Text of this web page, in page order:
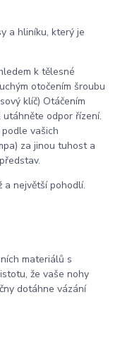
a hliníku, který je
k tělesné
otočením šroubu
klíč) Otáčením
utáhněte odpor řízení.
vašich
za jinou tuhost a
a největší pohodlí.
materiálů s
že vaše nohy
dotáhne vázání